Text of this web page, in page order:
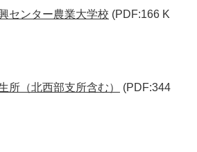
センター農業大学校 (PDF:166 K
所（北西部支所含む）
(PDF:344